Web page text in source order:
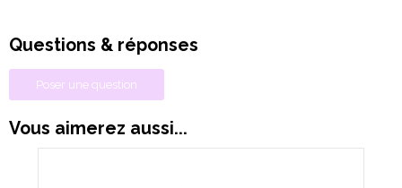
Questions & réponses
Poser une question
Vous aimerez aussi...